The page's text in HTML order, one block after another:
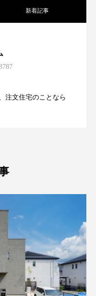
新着記事
注文住宅のことなら